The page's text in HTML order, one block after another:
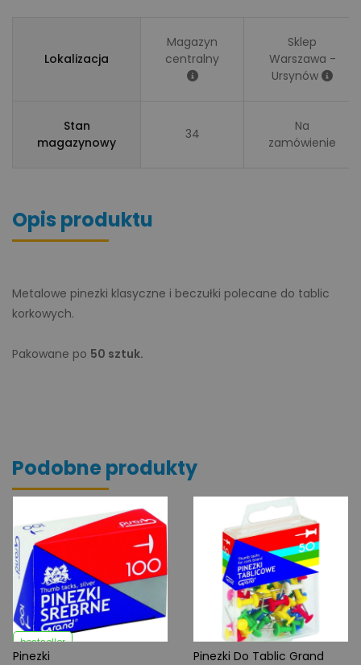
Lokalizacja
Magazyn
centralny
Sklep
Warszawa -
Ursynów
Stan
magazynowy
34
Na
zamówienie
Opis produktu
Metalowe pinezki klasyczne i beczułki polecane do tablic
korkowych.
Pakowane po 50 sztuk.
Podobne produkty
bestseller
Pinezki Pinezki Do Tablic Grand